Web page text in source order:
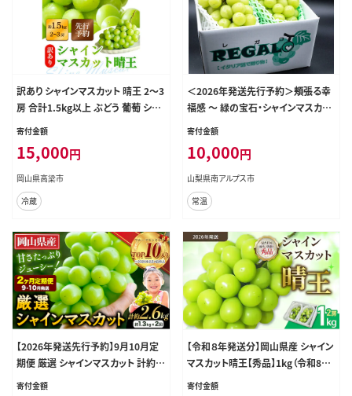
訳あり シャインマスカット 晴王 2～3
房 合計1.5kg以上 ぶどう 葡萄 シャ
イン マスカット 岡山 岡山県産 桃太
寄付金額
15,000円
岡山県高梁市
冷蔵
＜2026年発送先行予約＞頬張る幸
福感 ～ 緑の宝石・シャインマスカッ
ト ～ 1.2㎏以上 2～3房 ALPCV002
寄付金額
10,000円
山梨県南アルプス市
常温
【2026年発送先行予約】9月10月定
期便 厳選 シャインマスカット 計約2.
6kg 定期便 2か月 ぶどう 1位 マスカ
寄付金額
【令和８年発送分】岡山県産 シャイン
マスカット晴王【秀品】1kg（令和8年
9月から10月頃発送）【 岡山県産 シ
寄付金額